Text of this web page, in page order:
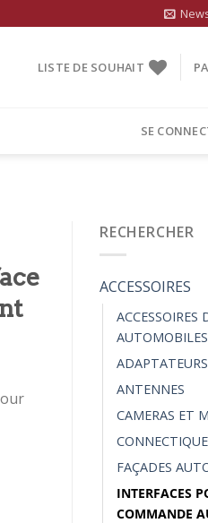
LISTE DE SOUHAIT
SE
Commande Au Volant
RECHERCHER
ACCESSOIRES
ACCESSOIRES
AUTOMOBILES
ANTENNES
CAMERAS ET
FAÇADES
INTERFACES
COMMANDE